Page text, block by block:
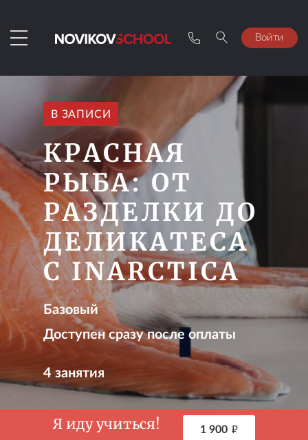
Войти
В ЗАПИСИ
КРАСНАЯ
РЫБА: ОТ
РАЗДЕЛКИ ДО
ДЕЛИКАТЕСА
С INARCTICA
Базовый
Доступен сразу после оплаты
4 занятия
Я иду учиться! 1 900 ₽